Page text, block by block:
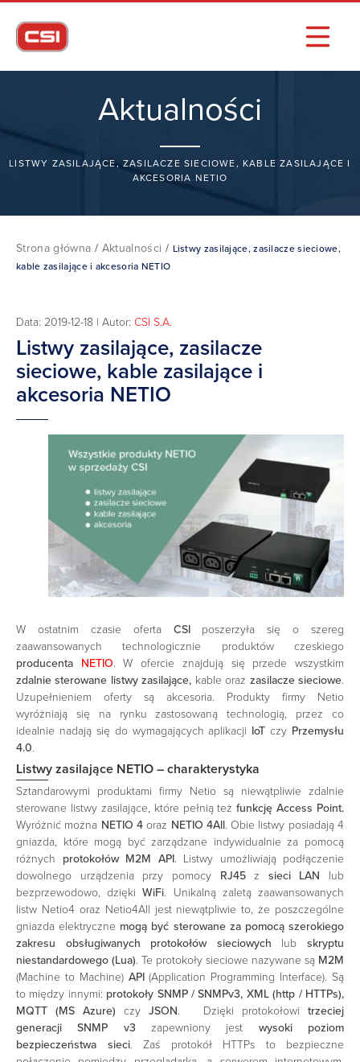
Aktualności
LISTWY ZASILAJĄCE, ZASILACZE SIECIOWE, KABLE ZASILAJĄCE I
AKCESORIA NETIO
Strona główna / Aktualności / Listwy zasilające, zasilacze sieciowe,
kable zasilające i akcesoria NETIO
Data: 2019-12-18 | Autor: CSI S.A.
Listwy zasilające, zasilacze
sieciowe, kable zasilające i
akcesoria NETIO
W ostatnim czasie oferta CSIposzerzyła się o szereg
zaawansowanych technologicznie produktów czeskiego
producenta NETIO. W ofercie znajdują się przede wszystkim
zdalnie sterowane listwy zasilające, kable oraz zasilacze sieciowe.
Uzupełnieniem oferty są akcesoria. Produkty firmy Netio
wyróżniają się na rynku zastosowaną technologią, przez co
idealnie nadają się do wymagających aplikacji IoT czy Przemysłu
4.0.
Listwy zasilające NETIO – charakterystyka
Sztandarowymi produktami firmy Netio są niewątpliwie zdalnie
sterowane listwy zasilające, które pełnią teżfunkcję Access Point.
Wyróżnić można NETIO 4oraz NETIO 4All. Obie listwy posiadają 4
gniazda, które mogą być zarządzane indywidualnie za pomocą
różnych protokołów M2M API. Listwy umożliwiają podłączenie
dowolnego urządzenia przy pomocy RJ45z sieci LAN lub
bezprzewodowo, dziękiWiFi. Unikalną zaletą zaawansowanych
listw Netio4 oraz Netio4All jest niewątpliwie to, że poszczególne
gniazda elektryczne mogą być sterowane za pomocą szerokiego
zakresu obsługiwanych protokołów sieciowych lubskryptu
niestandardowego (Lua). Te protokoły sieciowe nazywane są M2M
(Machine to Machine) API(Application Programming Interface). Są
to między innymi: protokoły SNMP / SNMPv3, XML (http / HTTPs),
MQTT (MS Azure) czyJSON. Dzięki protokołowitrzeciej
generacji SNMP v3 zapewniony jest wysoki poziom
bezpieczeństwa sieci. Zaś protokół HTTPs to bezpieczne